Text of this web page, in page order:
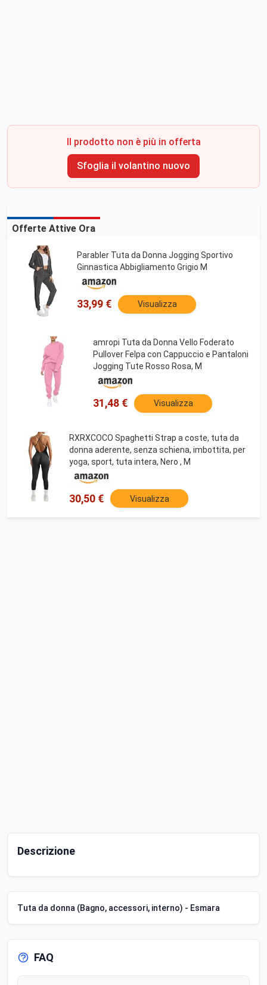
Il prodotto non è più in offerta
Sfoglia il volantino nuovo
Offerte Attive Ora
Parabler Tuta da Donna Jogging Sportivo
Ginnastica Abbigliamento Grigio M
33,99 € Visualizza
amropi Tuta da Donna Vello Foderato
Pullover Felpa con Cappuccio e Pantaloni
Jogging Tute Rosso Rosa, M
31,48 € Visualizza
RXRXCOCO Spaghetti Strap a coste, tuta da
donna aderente, senza schiena, imbottita, per
yoga, sport, tuta intera, Nero , M
30,50 € Visualizza
Descrizione
Tuta da donna (Bagno, accessori, interno) - Esmara
FAQ